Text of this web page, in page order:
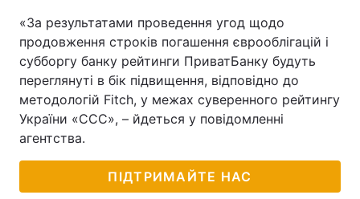
Спорт Наука
Техно і зв'язок Лайт
Зброя Інциденти
Погода
«За результатами проведення угод щодо
продовження строків погашення єврооблігацій і
субборгу банку рейтинги ПриватБанку будуть
переглянуті в бік підвищення, відповідно до
методологій Fitch, у межах суверенного рейтингу
України «ССС», – йдеться у повідомленні
агентства.
ПІДТРИМАЙТЕ НАС